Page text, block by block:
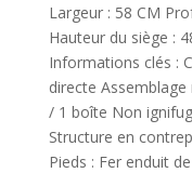
Largeur : 58 CM
Hauteur du siège :
Informations clés :
directe Assemblage
/ 1 boîte Non
Structure en
Pieds : Fer enduit